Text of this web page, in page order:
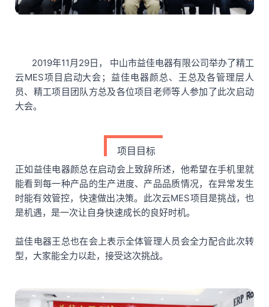
2019年11月29日， 中山市益佳电器有限公司举办了精工
云MES项目启动大会；益佳电器颜总、王总及各管理层人
员、精工项目团队方总及各位项目老师等人参加了此次启动
大会。
项目目标
正如益佳电器颜总在启动会上致辞所述，他希望在手机里就
能看到每一种产品的生产进度、产品品质情况，在异常发生
时能有效管控，快速做出决策。此次云MES项目是挑战，也
是机遇，是一次让自身快速成长的良好时机。
益佳电器王总也在会上表示全体管理人员会全力配合此次转
型，大家能全力以赴，接受这次挑战。